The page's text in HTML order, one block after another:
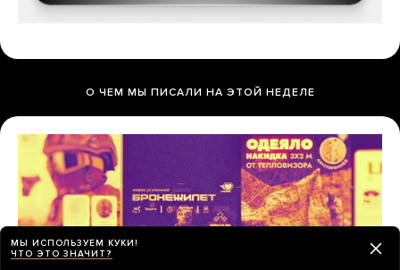
О ЧЕМ МЫ ПИСАЛИ НА ЭТОЙ НЕДЕЛЕ
МЫ ИСПОЛЬЗУЕМ КУКИ!
ЧТО ЭТО ЗНАЧИТ?